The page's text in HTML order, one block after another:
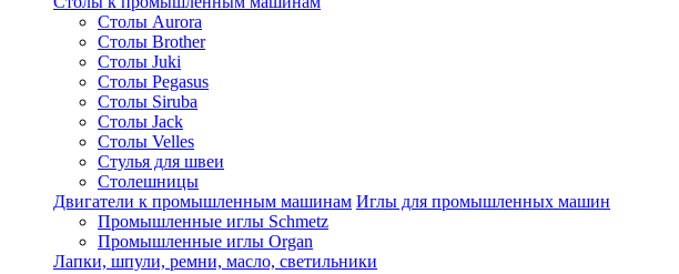
Столы Aurora
Столы Brother
Столы Juki
Столы Pegasus
Столы Siruba
Столы Jack
Столы Velles
Стулья для швеи
Столешницы
Двигатели к промышленным машинам Иглы для промышленных машин
Промышленные иглы Schmetz
Промышленные иглы Organ
Лапки, шпули, ремни, масло, светильники